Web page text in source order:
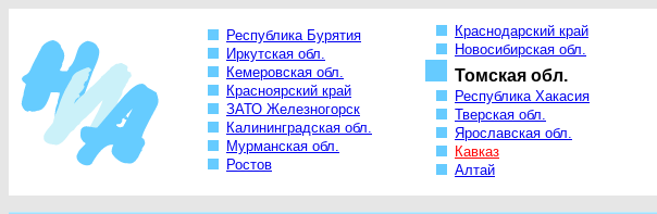
Республика Бурятия
Иркутская обл.
Кемеровская обл.
Красноярский край
ЗАТО Железногорск
Калининградская обл.
Мурманская обл.
Ростов
Краснодарский край
Новосибирская обл.
Томская обл.
Республика Хакасия
Тверская обл.
Ярославская обл.
Кавказ
Алтай